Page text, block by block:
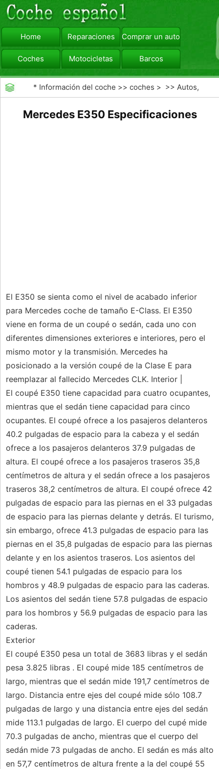
Home Reparaciones Comprar un automóvil
Coches Motocicletas Barcos
viajar Camiones
* Información del coche >>coches > >>Autos,
Mercedes E350 Especificaciones
El E350 se sienta como el nivel de acabado inferior
para Mercedes coche de tamaño E-Class. El E350
viene en forma de un coupé o sedán, cada uno con
diferentes dimensiones exteriores e interiores, pero el
mismo motor y la transmisión. Mercedes ha
posicionado a la versión coupé de la Clase E para
reemplazar al fallecido Mercedes CLK. Interior |
El coupé E350 tiene capacidad para cuatro ocupantes,
mientras que el sedán tiene capacidad para cinco
ocupantes. El coupé ofrece a los pasajeros delanteros
40.2 pulgadas de espacio para la cabeza y el sedán
ofrece a los pasajeros delanteros 37.9 pulgadas de
altura. El coupé ofrece a los pasajeros traseros 35,8
centímetros de altura y el sedán ofrece a los pasajeros
traseros 38,2 centímetros de altura. El coupé ofrece 42
pulgadas de espacio para las piernas en el 33 pulgadas
de espacio para las piernas delante y detrás. El turismo,
sin embargo, ofrece 41.3 pulgadas de espacio para las
piernas en el 35,8 pulgadas de espacio para las piernas
delante y en los asientos traseros. Los asientos del
coupé tienen 54.1 pulgadas de espacio para los
hombros y 48.9 pulgadas de espacio para las caderas.
Los asientos del sedán tiene 57.8 pulgadas de espacio
para los hombros y 56.9 pulgadas de espacio para las
caderas.
Exterior
El coupé E350 pesa un total de 3683 libras y el sedán
pesa 3.825 libras . El coupé mide 185 centímetros de
largo, mientras que el sedán mide 191,7 centímetros de
largo. Distancia entre ejes del coupé mide sólo 108.7
pulgadas de largo y una distancia entre ejes del sedán
mide 113.1 pulgadas de largo. El cuerpo del cupé mide
70.3 pulgadas de ancho, mientras que el cuerpo del
sedán mide 73 pulgadas de ancho. El sedán es más alto
en 57,7 centímetros de altura frente a la del coupé 55